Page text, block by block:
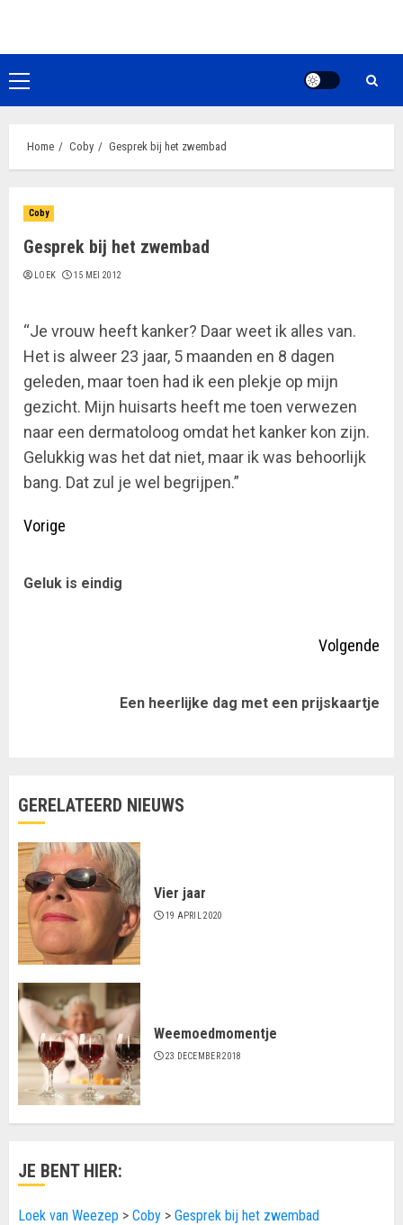
de
inhoudPrimair
menu
Home Coby Gesprek bij het zwembad
Coby
Gesprek bij het zwembad
LOEK 15 MEI 2012
“Je vrouw heeft kanker? Daar weet ik alles van.
Het is alweer 23 jaar, 5 maanden en 8 dagen
geleden, maar toen had ik een plekje op mijn
gezicht. Mijn huisarts heeft me toen verwezen
naar een dermatoloog omdat het kanker kon zijn.
Gelukkig was het dat niet, maar ik was behoorlijk
bang. Dat zul je wel begrijpen.”
Doorgaan
lezen
Vorige
Geluk is eindig
Volgende
Een heerlijke dag met een prijskaartje
GERELATEERD NIEUWS
Vier jaar
19 APRIL 2020
Weemoedmomentje
23 DECEMBER 2018
JE BENT HIER:
Loek van Weezep > Coby > Gesprek bij het zwembad